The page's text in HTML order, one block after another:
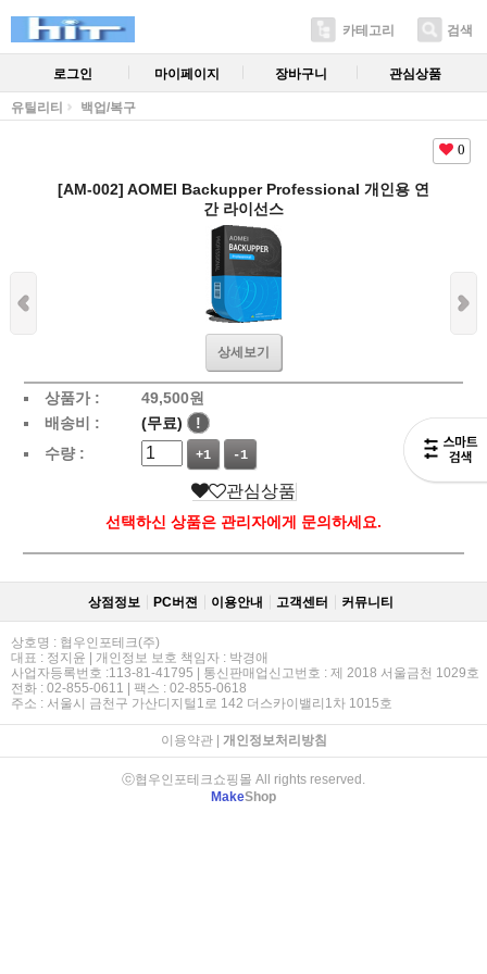
카테고리 검색
로그인 마이페이지 장바구니 관심상품
유틸리티 백업/복구
0
[AM-002] AOMEI Backupper Professional 개인용 연
간 라이선스
상세보기
상품가 : 49,500원
배송비 :
(무료)
!
수량 :
+1 -1
관심상품
선택하신 상품은 관리자에게 문의하세요.
상점정보 PC버젼 이용안내 고객센터 커뮤니티
상호명 : 협우인포테크(주)
대표 : 정지윤 | 개인정보 보호 책임자 : 박경애
사업자등록번호 :113-81-41795 | 통신판매업신고번호 : 제 2018 서울금천 1029호
전화 : 02-855-0611 | 팩스 : 02-855-0618
주소 : 서울시 금천구 가산디지털1로 142 더스카이밸리1차 1015호
이용약관| 개인정보처리방침
ⓒ협우인포테크쇼핑몰 All rights reserved.
MakeShop